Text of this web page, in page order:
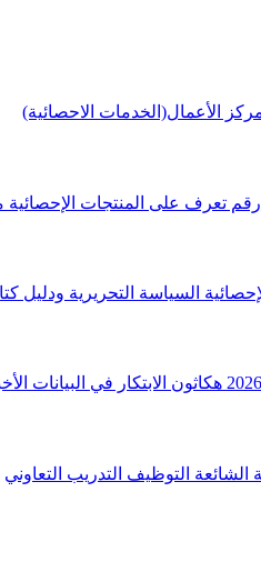
الأعمال(الخدمات الاحصائية)
تعرف على المنتجات الإحصائية
السياسة التحريرية ودليل
هكاثون الابتكار في البيانات
الشائعة التوظيف التدريب التعاوني